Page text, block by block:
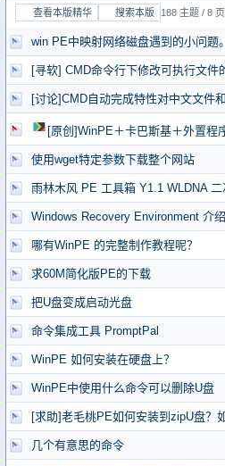
查看本版精华 搜索本版 188 主题 / 8 页
win PE中映射网络磁盘遇到的小问题。
[寻软] CMD命令行下修改可执行文件
[讨论]CMD自动完成特性对中文文件
[原创]WinPE＋卡巴斯基＋外置程
使用wget特定参数下载整个网站
雨林木风 PE 工具箱 Y1.1 WLDNA
Windows Recovery Environment 介绍
哪有WinPE 的完整制作教程呢？
求60M简化版PE的下载
把U盘变成启动光盘
命令集成工具 PromptPal
WinPE 如何安装在硬盘上？
WinPE中使用什么命令可以删除U盘
[求助]老毛桃PE如何安装到zipU盘？
几个有意思的命令